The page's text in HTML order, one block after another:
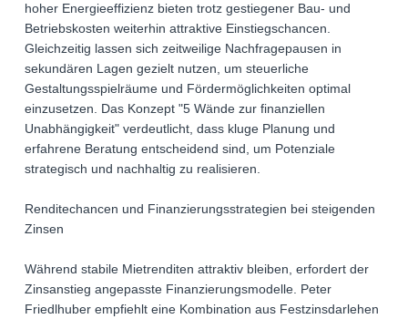
hoher Energieeffizienz bieten trotz gestiegener Bau- und
Betriebskosten weiterhin attraktive Einstiegschancen.
Gleichzeitig lassen sich zeitweilige Nachfragepausen in
sekundären Lagen gezielt nutzen, um steuerliche
Gestaltungsspielräume und Fördermöglichkeiten optimal
einzusetzen. Das Konzept "5 Wände zur finanziellen
Unabhängigkeit" verdeutlicht, dass kluge Planung und
erfahrene Beratung entscheidend sind, um Potenziale
strategisch und nachhaltig zu realisieren.
Renditechancen und Finanzierungsstrategien bei steigenden
Zinsen
Während stabile Mietrenditen attraktiv bleiben, erfordert der
Zinsanstieg angepasste Finanzierungsmodelle. Peter
Friedlhuber empfiehlt eine Kombination aus Festzinsdarlehen